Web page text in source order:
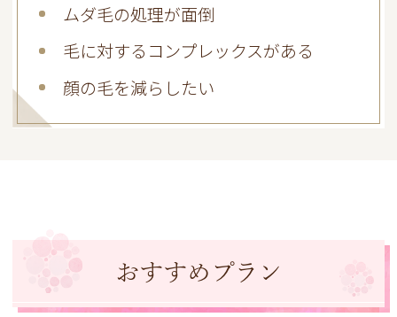
ムダ毛の処理が面倒
毛に対するコンプレックスがある
顔の毛を減らしたい
おすすめプラン